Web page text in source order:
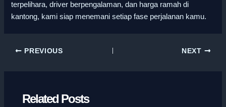
terpelihara, driver berpengalaman, dan harga ramah di
kantong, kami siap menemani setiap fase perjalanan kamu.
PREVIOUS NEXT
Related Posts